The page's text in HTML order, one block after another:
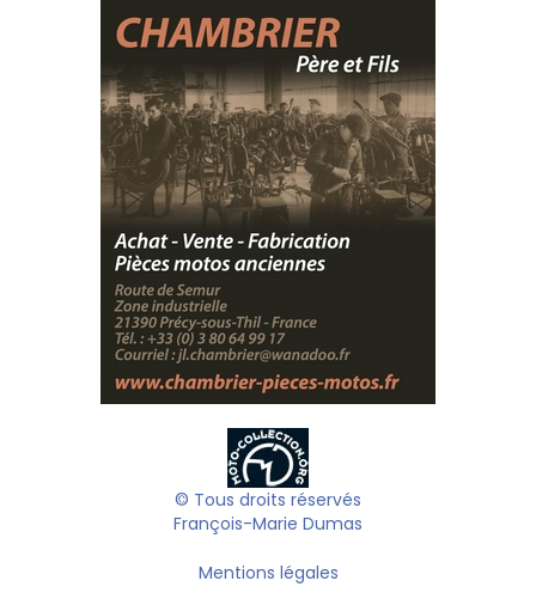
© Tous droits réservés
François-Marie Dumas
Mentions légales